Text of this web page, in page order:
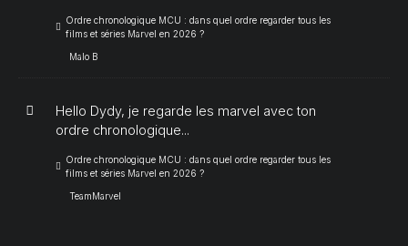
Ordre chronologique MCU : dans quel ordre regarder tous les
films et séries Marvel en 2026 ?
Malo B
Hello Dydy, je regarde les marvel avec ton
ordre chronologique...
Ordre chronologique MCU : dans quel ordre regarder tous les
films et séries Marvel en 2026 ?
TeamMarvel